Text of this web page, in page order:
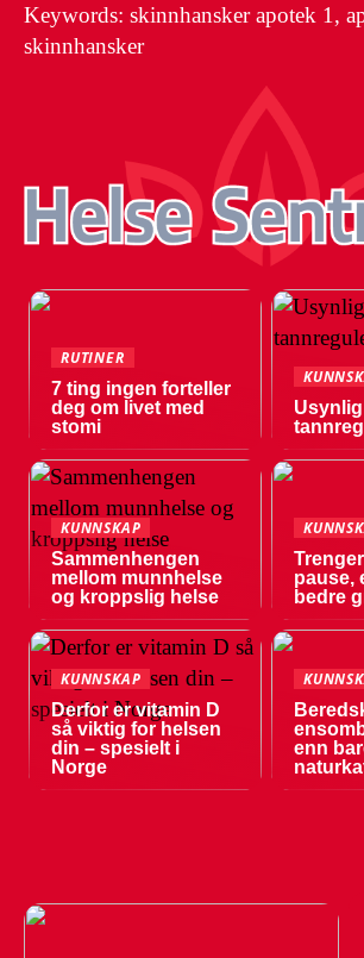
Keywords: skinnhansker apotek 1,
skinnhansker
RUTINER
7 ting ingen forteller
deg om livet med
stomi
Usynlig
KUNNSKAP
Sammenhengen
mellom munnhelse
og kroppslig helse
pause,
bedre
KUNNSKAP
Derfor er vitamin D
så viktig for helsen
din – spesielt i
Norge
enn